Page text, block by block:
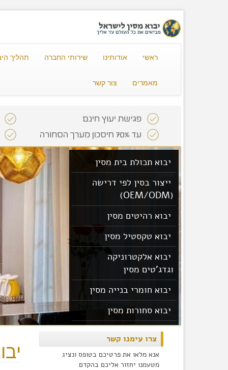
ראשי אודותינו שירותי החברה תהליך
מאמרים צור קשר
יבוא תכולת בית מסין
ייצור בסין לפי דרישה
(OEM/ODM)
יבוא רהיטים מסין
יבוא טקסטיל מסין
יבוא אלקטרוניקה
וגדג'טים מסין
יבוא חומרי בנייה מסין
יבוא סחורות מסין
יבוא מוצרים מסין
צרו עימנו קשר
אנא מלאו את פרטיכם בטופס ונציג
מטעמנו יחזור אליכם בהקדם